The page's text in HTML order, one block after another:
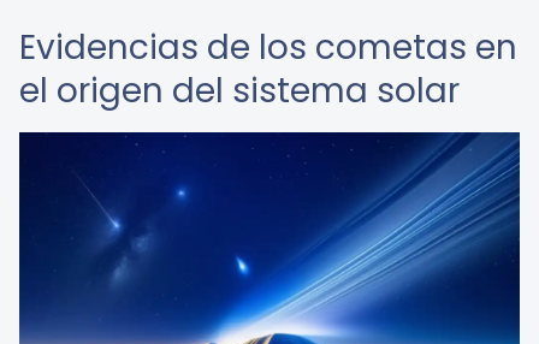
Evidencias de los cometas en
el origen del sistema solar